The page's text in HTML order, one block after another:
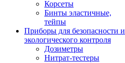
Корсеты
Бинты эластичные,
тейпы
Приборы для безопасности и
экологического контроля
Дозиметры
Нитрат-тестеры